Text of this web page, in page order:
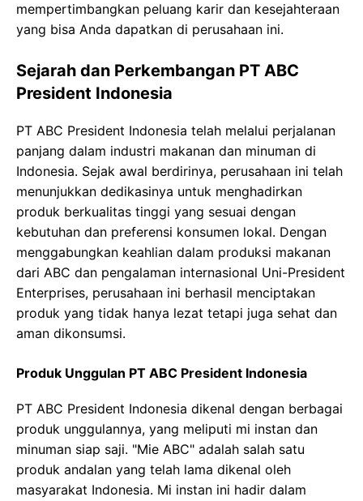
mempertimbangkan peluang karir dan kesejahteraan
yang bisa Anda dapatkan di perusahaan ini.
Sejarah dan Perkembangan PT ABC
President Indonesia
PT ABC President Indonesia telah melalui perjalanan
panjang dalam industri makanan dan minuman di
Indonesia. Sejak awal berdirinya, perusahaan ini telah
menunjukkan dedikasinya untuk menghadirkan
produk berkualitas tinggi yang sesuai dengan
kebutuhan dan preferensi konsumen lokal. Dengan
menggabungkan keahlian dalam produksi makanan
dari ABC dan pengalaman internasional Uni-President
Enterprises, perusahaan ini berhasil menciptakan
produk yang tidak hanya lezat tetapi juga sehat dan
aman dikonsumsi.
Produk Unggulan PT ABC President Indonesia
PT ABC President Indonesia dikenal dengan berbagai
produk unggulannya, yang meliputi mi instan dan
minuman siap saji. "Mie ABC" adalah salah satu
produk andalan yang telah lama dikenal oleh
masyarakat Indonesia. Mi instan ini hadir dalam